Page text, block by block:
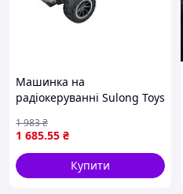
Машинка на
радіокеруванні Sulong Toys
червоний 1:16 (SL-
231RHGR)
1 685.55 ₴
1 983₴
Купити